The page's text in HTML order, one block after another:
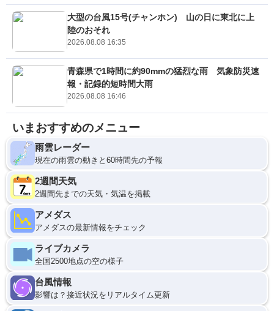
大型の台風15号(チャンホン) 山の日に東北に上
陸のおそれ
2026.08.08 16:35
青森県で1時間に約90mmの猛烈な雨 気象防災速
報・記録的短時間大雨
2026.08.08 16:46
いまおすすめのメニュー
雨雲レーダー
現在の雨雲の動きと60時間先の予報
2週間天気
2週間先までの天気・気温を掲載
アメダス
アメダスの最新情報をチェック
ライブカメラ
全国2500地点の空の様子
台風情報
影響は？接近状況をリアルタイム更新